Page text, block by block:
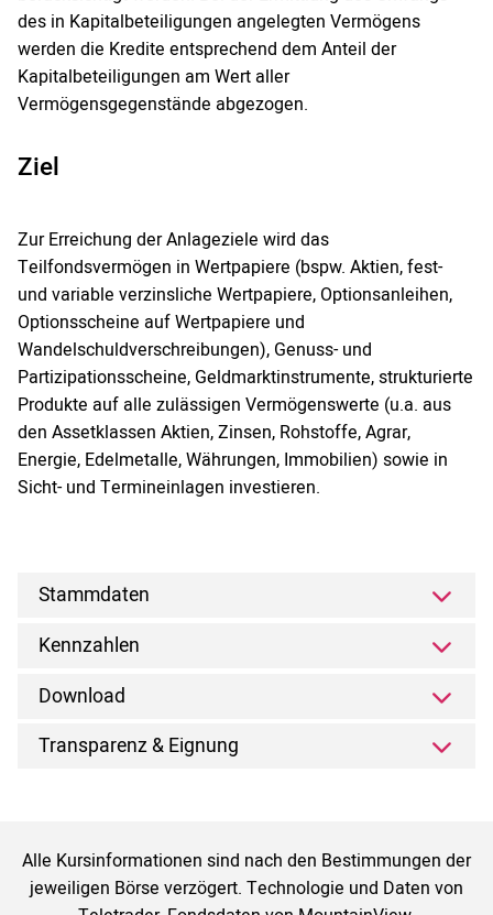
des in Kapitalbeteiligungen angelegten Vermögens
werden die Kredite entsprechend dem Anteil der
Kapitalbeteiligungen am Wert aller
Vermögensgegenstände abgezogen.
Ziel
Zur Erreichung der Anlageziele wird das
Teilfondsvermögen in Wertpapiere (bspw. Aktien, fest-
und variable verzinsliche Wertpapiere, Optionsanleihen,
Optionsscheine auf Wertpapiere und
Wandelschuldverschreibungen), Genuss- und
Partizipationsscheine, Geldmarktinstrumente, strukturierte
Produkte auf alle zulässigen Vermögenswerte (u.a. aus
den Assetklassen Aktien, Zinsen, Rohstoffe, Agrar,
Energie, Edelmetalle, Währungen, Immobilien) sowie in
Sicht- und Termineinlagen investieren.
Stammdaten
Kennzahlen
Download
Transparenz & Eignung
Alle Kursinformationen sind nach den Bestimmungen der
jeweiligen Börse verzögert. Technologie und Daten von